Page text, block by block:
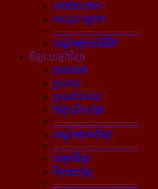
សោភ័ណភាព
បេះដូង ស្នេហា
----------------------------
បណ្ដុំអត្ថបទពីជីវិត
កីឡា-បច្ចេកវិទ្យា
បាល់ទាត់
ប្រដាល់
ប្រណាំងយាន
កីឡាដទៃទៀត
----------------------------
បណ្ដុំអត្ថបទកីឡា
----------------------------
បច្ចេកវិទ្យា
វិទ្យាសាស្ត្រ
----------------------------